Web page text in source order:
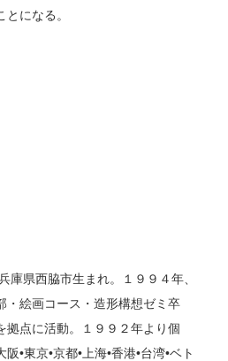
になる。
庫県西脇市生まれ。１９９４年、
・絵画コース・造形構想ゼミ卒
拠点に活動。１９９２年より個
•東京•京都•上海•香港•台湾•ベト